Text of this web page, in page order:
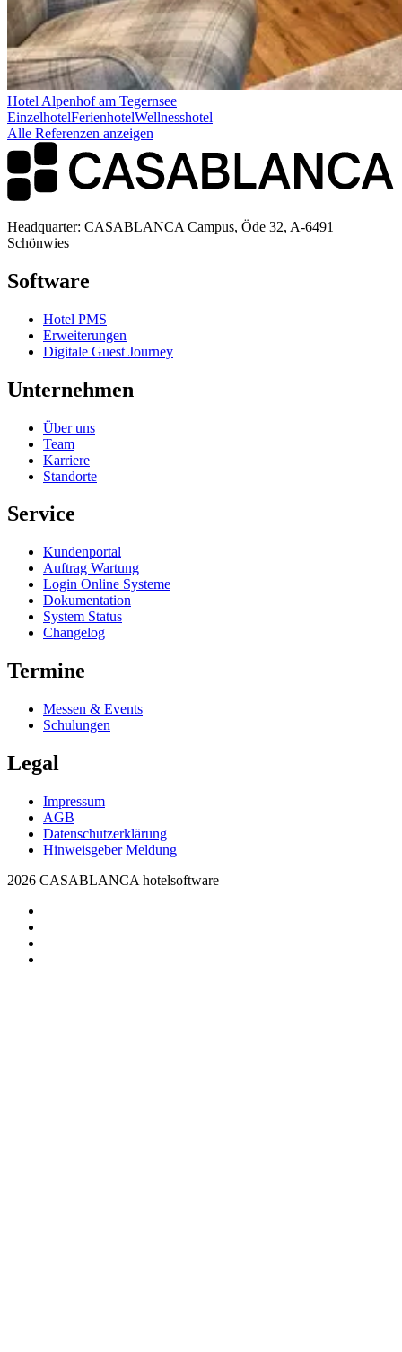
Hotel Alpenhof am Tegernsee
EinzelhotelFerienhotelWellnesshotel
Alle Referenzen anzeigen
Headquarter: CASABLANCA Campus, Öde 32, A-6491
Schönwies
Software
Hotel PMS
Erweiterungen
Digitale Guest Journey
Unternehmen
Über uns
Team
Karriere
Standorte
Service
Kundenportal
Auftrag Wartung
Login Online Systeme
Dokumentation
System Status
Changelog
Termine
Messen & Events
Schulungen
Legal
Impressum
AGB
Datenschutzerklärung
Hinweisgeber Meldung
2026 CASABLANCA hotelsoftware